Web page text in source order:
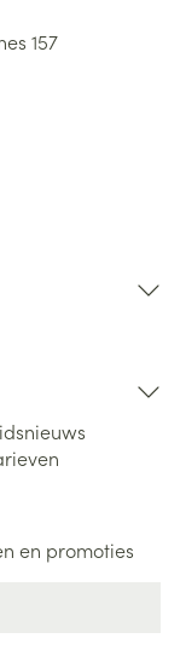
157
en promoties